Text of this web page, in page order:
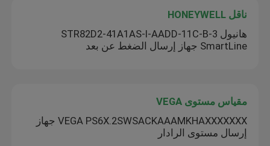
ناقل HONEYWELL
هانيول STR82D2-41A1AS-I-AADD-11C-B-3
SmartLine جهاز إرسال الضغط عن بعد
مقياس مستوى VEGA
VEGA PS6X.2SWSACKAAAMKHAXXXXXXX جهاز
إرسال مستوى الرادار